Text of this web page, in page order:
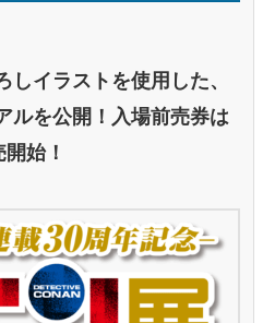
イラストを使用した、
ルを公開！入場前売券は
始！